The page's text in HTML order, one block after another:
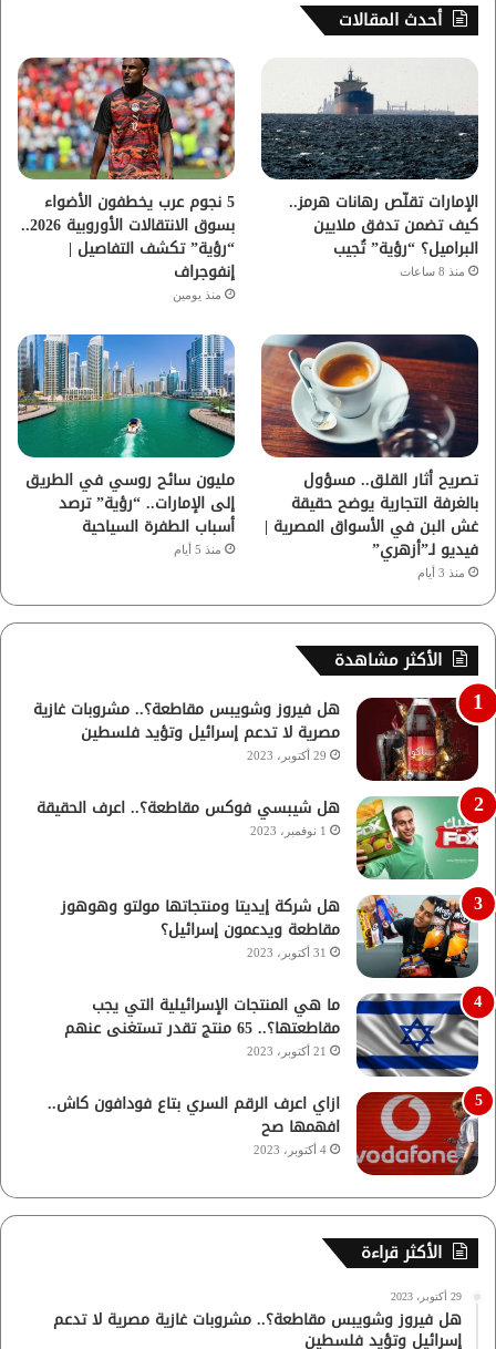
س
ب
ك
ي
و
ب
ت
ق
ر
م
أحدث المقالات
الإمارات تقلّص رهانات هرمز..
كيف تضمن تدفق ملايين
البراميل؟ “رؤية” تُجيب
منذ 8 ساعات
5 نجوم عرب يخطفون الأضواء
بسوق الانتقالات الأوروبية 2026..
“رؤية” تكشف التفاصيل |
إنفوجراف
منذ يومين
تصريح أثار القلق.. مسؤول
بالغرفة التجارية يوضح حقيقة
غش البن في الأسواق المصرية |
فيديو لـ”أزهري”
منذ 3 أيام
مليون سائح روسي في الطريق
إلى الإمارات.. “رؤية” ترصد
أسباب الطفرة السياحية
منذ 5 أيام
الأكثر مشاهدة
هل فيروز وشويبس مقاطعة؟.. مشروبات غازية
مصرية لا تدعم إسرائيل وتؤيد فلسطين
29 أكتوبر، 2023
هل شيبسي فوكس مقاطعة؟.. اعرف الحقيقة
1 نوفمبر، 2023
هل شركة إيديتا ومنتجاتها مولتو وهوهوز
مقاطعة ويدعمون إسرائيل؟
31 أكتوبر، 2023
ما هي المنتجات الإسرائيلية التي يجب
مقاطعتها؟.. 65 منتج تقدر تستغنى عنهم
21 أكتوبر، 2023
ازاي اعرف الرقم السري بتاع فودافون كاش..
افهمها صح
4 أكتوبر، 2023
الأكثر قراءة
29 أكتوبر، 2023
هل فيروز وشويبس مقاطعة؟.. مشروبات غازية مصرية لا تدعم
إسرائيل وتؤيد فلسطين